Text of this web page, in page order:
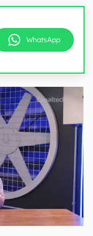
WhatsApp